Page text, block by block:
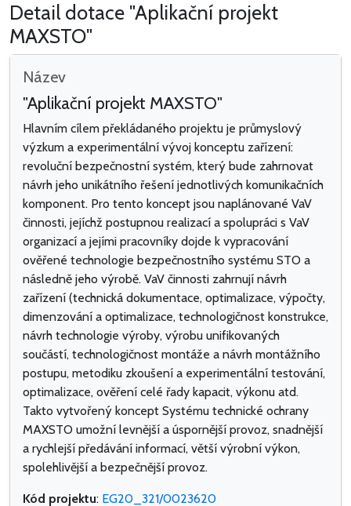
Detail dotace "Aplikační projekt
MAXSTO"
Název
"Aplikační projekt MAXSTO"
Hlavním cílem překládaného projektu je průmyslový
výzkum a experimentální vývoj konceptu zařízení:
revoluční bezpečnostní systém, který bude zahrnovat
návrh jeho unikátního řešení jednotlivých komunikačních
komponent. Pro tento koncept jsou naplánované VaV
činnosti, jejíchž postupnou realizací a spolupráci s VaV
organizací a jejími pracovníky dojde k vypracování
ověřené technologie bezpečnostního systému STO a
následně jeho výrobě. VaV činnosti zahrnují návrh
zařízení (technická dokumentace, optimalizace, výpočty,
dimenzování a optimalizace, technologičnost konstrukce,
návrh technologie výroby, výrobu unifikovaných
součástí, technologičnost montáže a návrh montážního
postupu, metodiku zkoušení a experimentální testování,
optimalizace, ověření celé řady kapacit, výkonu atd.
Takto vytvořený koncept Systému technické ochrany
MAXSTO umožní levnější a úspornější provoz, snadnější
a rychlejší předávání informací, větší výrobní výkon,
spolehlivější a bezpečnější provoz.
Kód projektu: EG20_321/0023620